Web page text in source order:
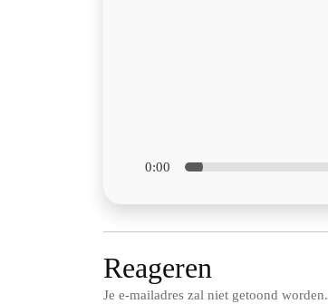
0:00
Reageren
Je e-mailadres zal niet getoond worden.